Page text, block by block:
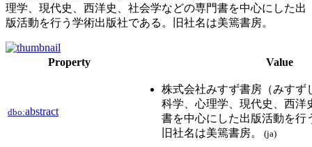
理学、現代史、西洋史、社会学などの専門書を中心にした出
版活動を行う学術出版社である。旧社名は美篶書房。
Property Value
dbo:abstract
株式会社みすず書房（みすず
科学、心理学、現代史、西洋
書を中心にした出版活動を行
旧社名は美篶書房。
(ja)